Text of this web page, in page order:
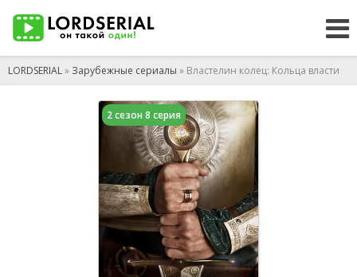
LORDSERIAL» Зарубежные сериалы » Властелин колец: Кольца власти
2 сезон 8 серия